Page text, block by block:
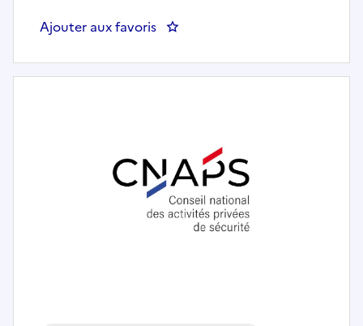
Ajouter aux favoris : DIPN95 SIPJ Secrétariat